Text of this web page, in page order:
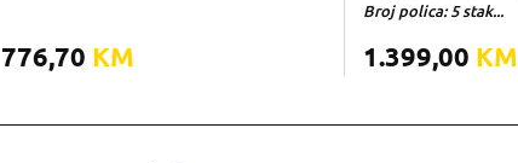
776,70 KM
Broj polica: 5 stak...
1.399,00 KM